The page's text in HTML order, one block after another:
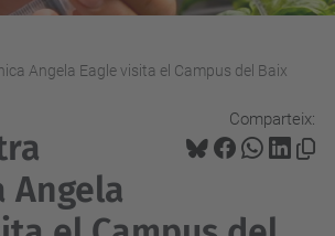
Angela Eagle visita el Campus del Baix
Comparteix: